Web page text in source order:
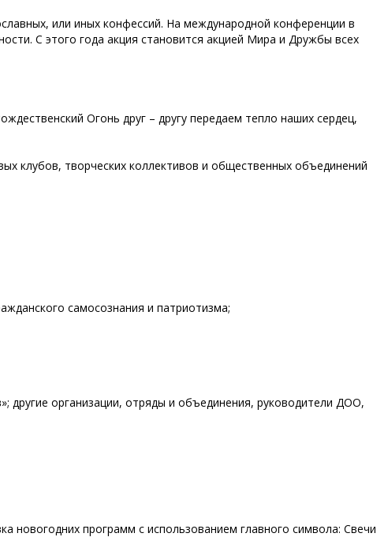
или иных конфессий. На международной конференции в
С этого года акция становится акцией Мира и Дружбы всех
Огонь друг – другу передаем тепло наших сердец,
клубов, творческих коллективов и общественных объединений
самосознания и патриотизма;
организации, отряды и объединения, руководители ДОО,
новогодних программ с использованием главного символа: Свечи